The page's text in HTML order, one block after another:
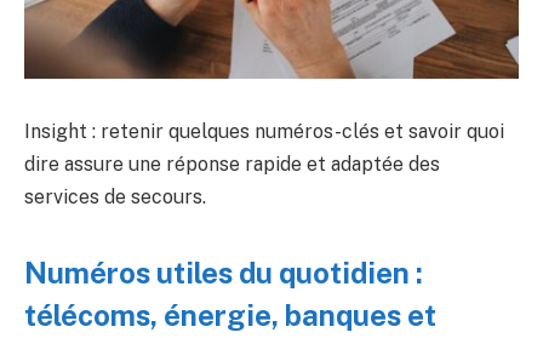
Insight : retenir quelques numéros-clés et savoir quoi
dire assure une réponse rapide et adaptée des
services de secours.
Numéros utiles du quotidien :
télécoms, énergie, banques et